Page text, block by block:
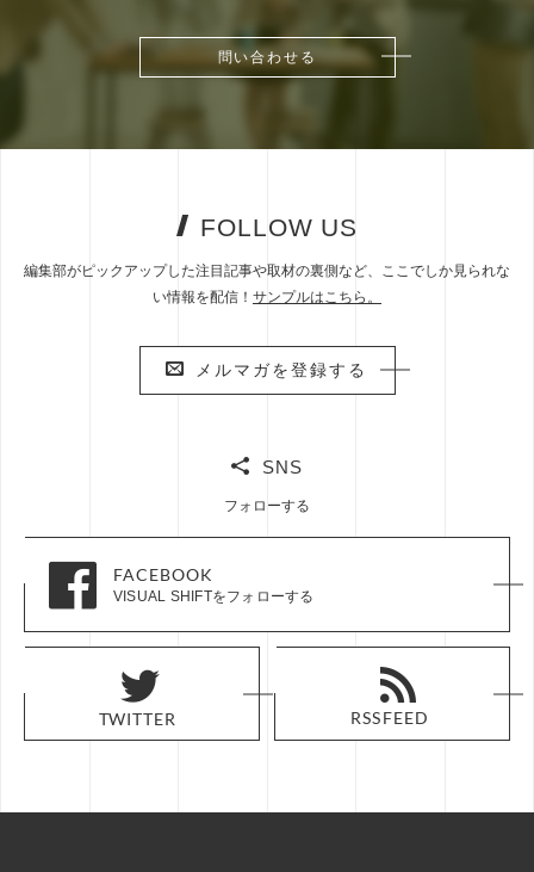
問い合わせる
問い合わせる
FOLLOW US
編集部がピックアップした注目記事や取材の裏側など、ここでしか見られな
い情報を配信！ サンプルはこちら。
メルマガを登録する
メルマガを登録する
SNS
フォローする
FACEBOOK
VISUAL SHIFTをフォローする
FACEBOOK
VISUAL SHIFTをフォローする
TWITTER
TWITTER RSS FEED
RSS FEED